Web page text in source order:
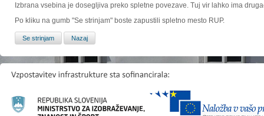
Izbrana vsebina je dosegljiva preko spletne povezave. Tuj vir lahko ima
Po kliku na gumb "Se strinjam" boste zapustili spletno mesto RUP.